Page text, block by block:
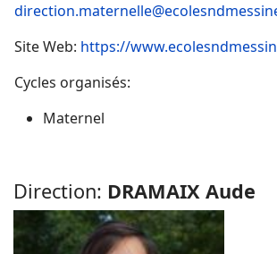
Site Web: https://
Cycles organisés:
Maternel
Direction: DRAMAIX Aude